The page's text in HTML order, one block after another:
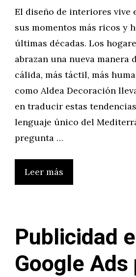
El diseño de interiores vive
sus momentos más ricos y
últimas décadas. Los
abrazan una nueva manera
cálida, más táctil, más
como Aldea Decoración
en traducir estas
lenguaje único del
pregunta …
Leer más
Publicidad
Google Ads